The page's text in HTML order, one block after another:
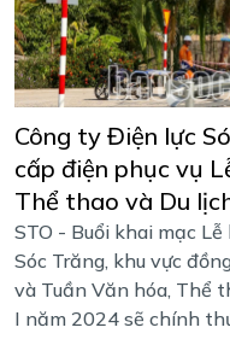
Công ty Điện lực
cấp điện phục vụ
Thể thao và Du
STO - Buổi khai mạc
Sóc Trăng, khu vực
và Tuần Văn hóa, Thể
I năm 2024 sẽ chính